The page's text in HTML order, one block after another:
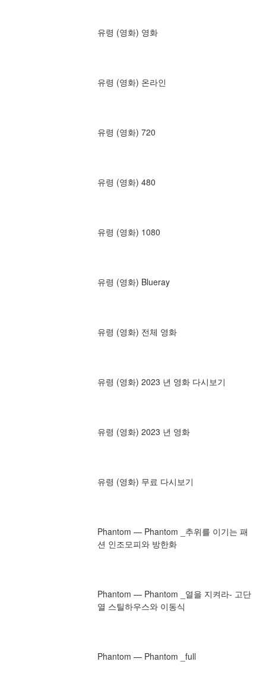
유령 (영화) 영화
유령 (영화) 온라인
유령 (영화) 720
유령 (영화) 480
유령 (영화) 1080
유령 (영화) Blueray
유령 (영화) 전체 영화
유령 (영화) 2023 년 영화 다시보기
유령 (영화) 2023 년 영화
유령 (영화) 무료 다시보기
Phantom — Phantom _추위를 이기는 패
션 인조모피와 방한화
Phantom — Phantom _열을 지켜라- 고단
열 스틸하우스와 이동식
Phantom — Phantom _full